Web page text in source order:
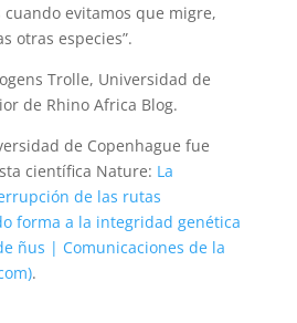
evitamos que migre,
otras especies”.
Trolle, Universidad de
de Rhino Africa Blog.
de Copenhague fue
científica Nature: La
de las rutas
forma a la integridad genética
ñus | Comunicaciones de la
.